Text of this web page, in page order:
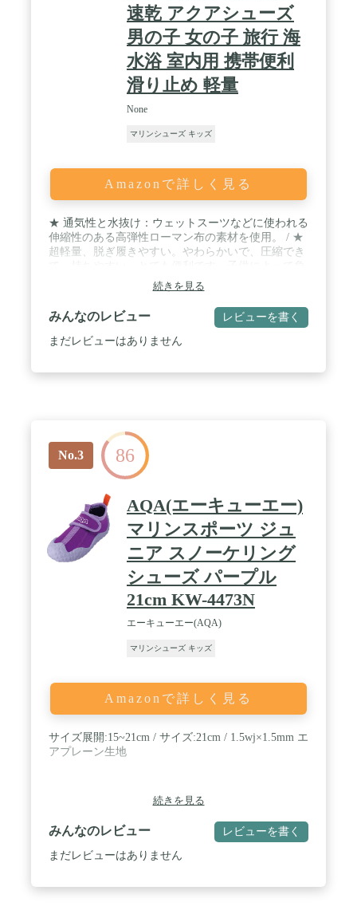
速乾 アクアシューズ
男の子 女の子 旅行 海
水浴 室内用 携帯便利
滑り止め 軽量
None
マリンシューズ キッズ
Amazonで詳しく見る
★ 通気性と水抜け：ウェットスーツなどに使われる
伸縮性のある高弾性ローマン布の素材を使用。 / ★
超軽量、脱ぎ履きやすい。やわらかいで、圧縮でき
担がない。 / ★ 優れた伸縮性と排水性と通気性があ
り、柔軟性抜群。ゴム底で滑らず、水辺のケガから
守る。靴底はゴムで滑りにくく、柔らかなはき心
地。また、ソックスのような柔軟性で、履いても素
足みたいな履き心地。 / ★ 靴底はゴムで滑りにく
続きを見る
みんなのレビュー レビューを書く
まだレビューはありません
No.3 86
AQA(エーキューエー)
マリンスポーツ ジュ
ニア スノーケリング
シューズ パープル
21cm KW-4473N
エーキューエー(AQA)
マリンシューズ キッズ
Amazonで詳しく見る
サイズ展開:15~21cm / サイズ:21cm / 1.5wj×1.5mm エ
アプレーン生地
続きを見る
みんなのレビュー レビューを書く
まだレビューはありません